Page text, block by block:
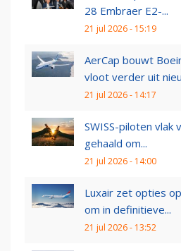
28 Embraer E2-...
21 jul 2026 - 15:19
AerCap bouwt
vloot verder uit
21 jul 2026 - 14:17
SWISS-piloten vlak
gehaald om...
21 jul 2026 - 14:00
Luxair zet opties
om in definitieve...
21 jul 2026 - 13:52